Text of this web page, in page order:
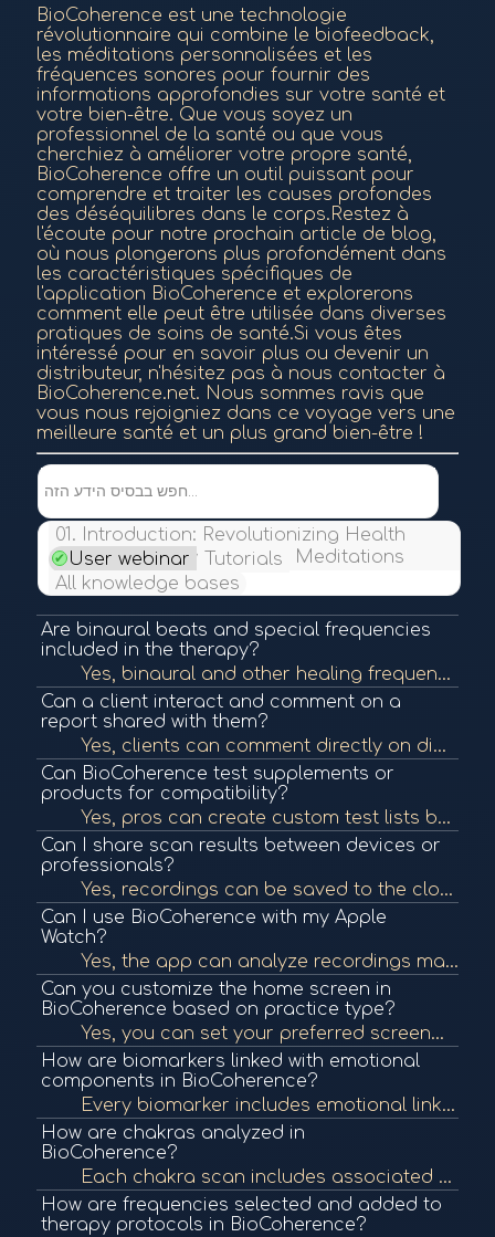
BioCoherence est une technologie
révolutionnaire qui combine le biofeedback,
les méditations personnalisées et les
fréquences sonores pour fournir des
informations approfondies sur votre santé et
votre bien-être. Que vous soyez un
professionnel de la santé ou que vous
cherchiez à améliorer votre propre santé,
BioCoherence offre un outil puissant pour
comprendre et traiter les causes profondes
des déséquilibres dans le corps.Restez à
l'écoute pour notre prochain article de blog,
où nous plongerons plus profondément dans
les caractéristiques spécifiques de
l'application BioCoherence et explorerons
comment elle peut être utilisée dans diverses
pratiques de soins de santé.Si vous êtes
intéressé pour en savoir plus ou devenir un
distributeur, n'hésitez pas à nous contacter à
BioCoherence.net. Nous sommes ravis que
vous nous rejoigniez dans ce voyage vers une
meilleure santé et un plus grand bien-être !
חפש בבסיס הידע הזה...
01. Introduction: Revolutionizing Health
Insights and Personalized Meditations
User webinar
Tutorials
All knowledge bases
Are binaural beats and special frequencies
included in the therapy?
Yes, binaural and other healing frequencies like Schumann resonance and planetary tones are included. You can listen, test for compatibility, and include them in your session.
Can a client interact and comment on a
report shared with them?
Yes, clients can comment directly on different sections of the report and start a thread with the therapist, creating a two-way communication system within the app.
Can BioCoherence test supplements or
products for compatibility?
Yes, pros can create custom test lists by uploading images and descriptions of products, defining what they are believed to affect, and then test them against the client's current scan data to see if the body reacts positively.
Can I share scan results between devices or
professionals?
Yes, recordings can be saved to the cloud and accessed across devices. Clients and professionals can share results through shared logins or securely via the app and even conduct real-time remote sessions.
Can I use BioCoherence with my Apple
Watch?
Yes, the app can analyze recordings made with an Apple Watch, allowing millions of users to access real-time health scans without needing the proprietary sensor.
Can you customize the home screen in
BioCoherence based on practice type?
Yes, you can set your preferred screen—like chakras, personality, or vertebrae—as the default view for quicker navigation in line with your therapeutic focus.
How are biomarkers linked with emotional
components in BioCoherence?
Every biomarker includes emotional links in the report. These emotional connections are used in the generated meditations and can provide deeper insights into the root causes of imbalances.
How are chakras analyzed in
BioCoherence?
Each chakra scan includes associated TCM points, glands, systems, and emotional links. Frequencies and therapy protocols are aligned with these connections, offering deep, multifactorial healing insights. Users can even set chakras as their home screen f...
How are frequencies selected and added to
therapy protocols in BioCoherence?